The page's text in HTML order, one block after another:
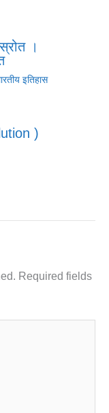
।
इतिहास
)
Required fields